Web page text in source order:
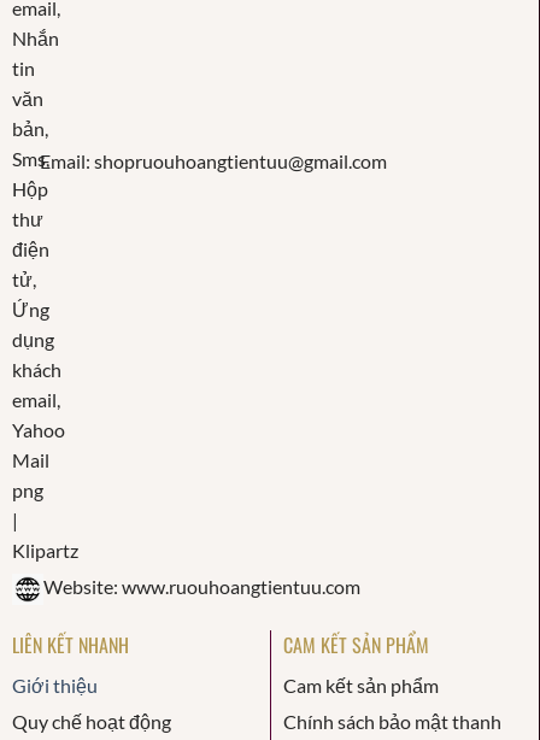
Email: shopruouhoangtientuu@gmail.com
Website: www.ruouhoangtientuu.com
LIÊN KẾT NHANH
Giới thiệu
Quy chế hoạt động
CAM KẾT SẢN PHẨM
Cam kết sản phẩm
Chính sách bảo mật thanh